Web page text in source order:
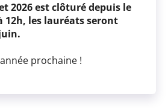
2026 est clôturé depuis le
12h, les lauréats seront
prochaine !